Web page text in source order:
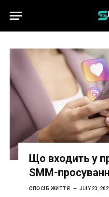
Що входить у
SMM-
СПОСІБ ЖИТТЯ JULY 23,